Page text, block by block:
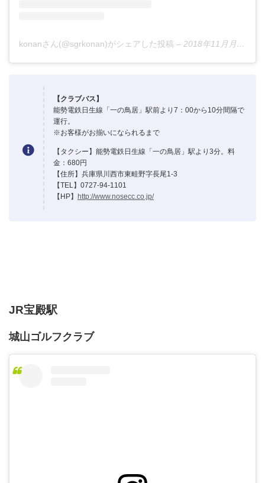
konanさん(@sgrkonan)がシェアした投稿 – 2018年11月月29日午前12時40分PST
【クラブバス】
能勢電鉄日生線「一の鳥居」駅前より7：00から10分間隔で
運行。
※お客様がお揃いになられるまで
【タクシー】能勢電鉄日生線「一の鳥居」駅より3分。料
金：680円
【住所】兵庫県川西市東畦野字長尾1-3
【TEL】0727-94-1101
【HP】 http://www.nosecc.co.jp/
JR宝殿駅
城山ゴルフクラブ